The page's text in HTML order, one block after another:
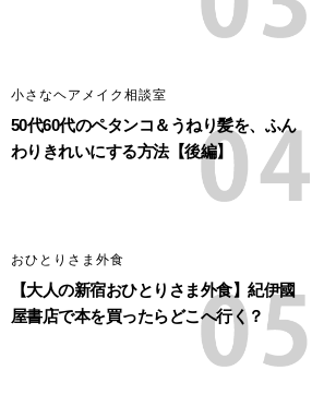
小さなヘアメイク相談室
50代60代のペタンコ＆うねり髪を、ふん
わりきれいにする方法【後編】
おひとりさま外食
【大人の新宿おひとりさま外食】紀伊國
屋書店で本を買ったらどこへ行く？